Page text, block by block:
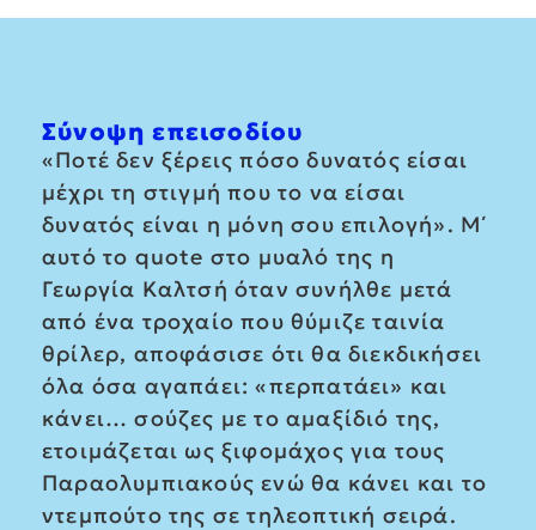
Σύνοψη επεισοδίου
«Ποτέ δεν ξέρεις πόσο δυνατός είσαι
μέχρι τη στιγμή που το να είσαι
δυνατός είναι η μόνη σου επιλογή». Μ΄
αυτό το quote στο μυαλό της η
Γεωργία Καλτσή όταν συνήλθε μετά
από ένα τροχαίο που θύμιζε ταινία
θρίλερ, αποφάσισε ότι θα διεκδικήσει
όλα όσα αγαπάει: «περπατάει» και
κάνει… σούζες με το αμαξίδιό της,
ετοιμάζεται ως ξιφομάχος για τους
Παραολυμπιακούς ενώ θα κάνει και το
ντεμπούτο της σε τηλεοπτική σειρά.